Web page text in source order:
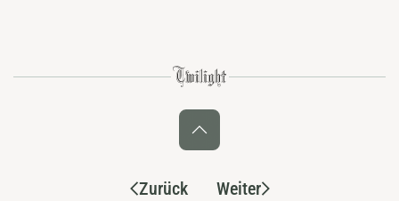
Zurück Weiter